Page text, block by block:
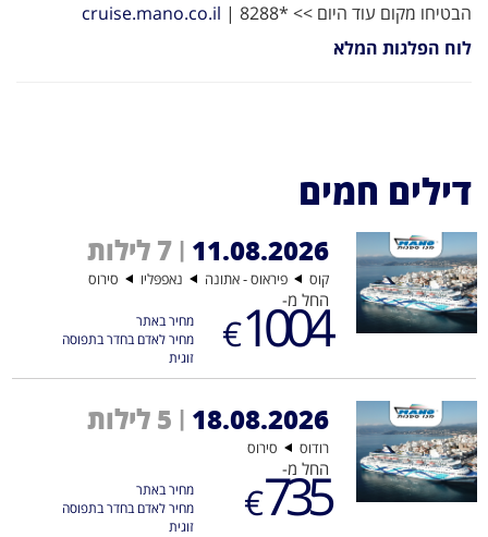
הבטיחו מקום עוד היום >> *8288 |
cruise.mano.co.il
לוח הפלגות המלא
דילים חמים
11.08.2026
| 7 לילות
קוס פיראוס - אתונה נאפפּליו סירוס
החל מ-
1004
€
מחיר באתר
מחיר לאדם בחדר בתפוסה
זוגית
18.08.2026
| 5 לילות
רודוס סירוס
החל מ-
735
€
מחיר באתר
מחיר לאדם בחדר בתפוסה
זוגית